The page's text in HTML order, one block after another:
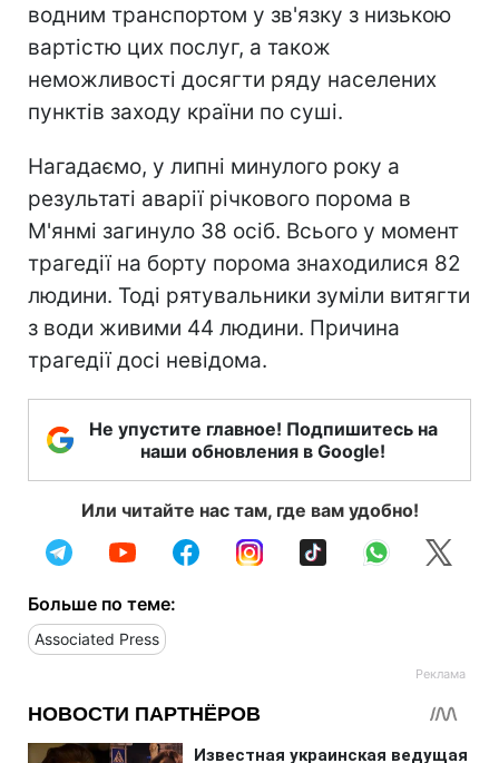
водним транспортом у зв'язку з низькою
вартістю цих послуг, а також
неможливості досягти ряду населених
пунктів заходу країни по суші.
Нагадаємо, у липні минулого року а
результаті аварії річкового порома в
М'янмі загинуло 38 осіб. Всього у момент
трагедії на борту порома знаходилися 82
людини. Тоді рятувальники зуміли витягти
з води живими 44 людини. Причина
трагедії досі невідома.
Не упустите главное! Подпишитесь на
наши обновления в Google!
Или читайте нас там, где вам удобно!
Больше по теме:
Associated Press